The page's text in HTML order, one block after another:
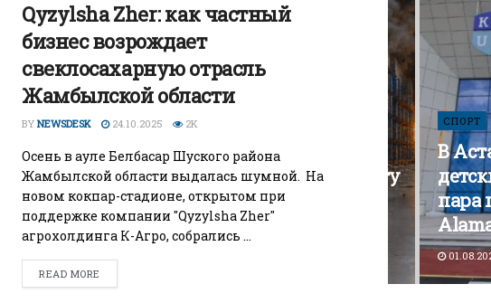
Qyzylsha Zher: как частный
бизнес возрождает
свеклосахарную отрасль
Жамбылской области
BY NEWSDESK 24.10.2025 2K
Осень в ауле Белбасар Шуского района
Жамбылской области выдалась шумной. На
новом кокпар-стадионе, открытом при
поддержке компании "Qyzylsha Zher"
агрохолдинга К-Агро, собрались ...
READ MORE
Wildberries начал охоту
за складами в
Казахстане
СПОРТ
В
пара